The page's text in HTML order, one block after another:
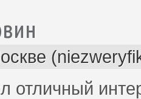
отличный